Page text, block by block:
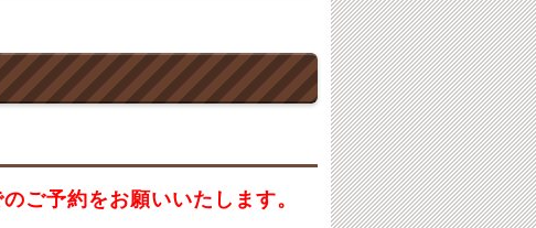
ご予約をお願いいたします。